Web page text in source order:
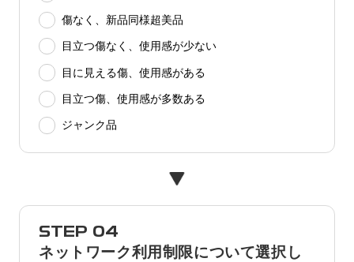
傷なく、新品同様超美品
目立つ傷なく、使用感が少ない
目に見える傷、使用感がある
目立つ傷、使用感が多数ある
ジャンク品
STEP 04
ネットワーク利用制限について選択し